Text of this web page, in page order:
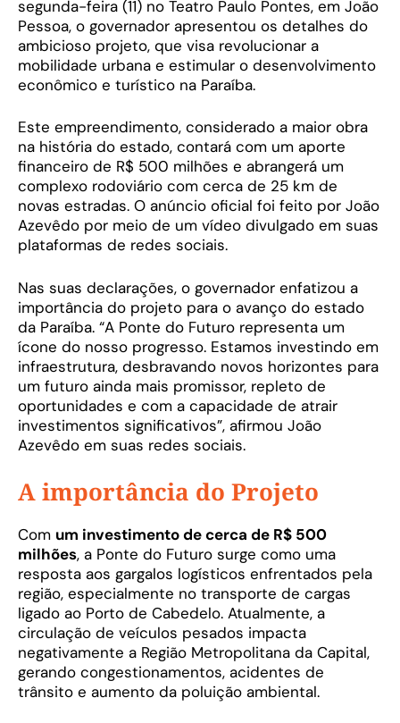
segunda-feira (11) no Teatro Paulo Pontes, em João
Pessoa, o governador apresentou os detalhes do
ambicioso projeto, que visa revolucionar a
mobilidade urbana e estimular o desenvolvimento
econômico e turístico na Paraíba.
Este empreendimento, considerado a maior obra
na história do estado, contará com um aporte
financeiro de R$ 500 milhões e abrangerá um
complexo rodoviário com cerca de 25 km de
novas estradas. O anúncio oficial foi feito por João
Azevêdo por meio de um vídeo divulgado em suas
plataformas de redes sociais.
Nas suas declarações, o governador enfatizou a
importância do projeto para o avanço do estado
da Paraíba. “A Ponte do Futuro representa um
ícone do nosso progresso. Estamos investindo em
infraestrutura, desbravando novos horizontes para
um futuro ainda mais promissor, repleto de
oportunidades e com a capacidade de atrair
investimentos significativos”, afirmou João
Azevêdo em suas redes sociais.
A importância do Projeto
Com um investimento de cerca de R$ 500
milhões, a Ponte do Futuro surge como uma
resposta aos gargalos logísticos enfrentados pela
região, especialmente no transporte de cargas
ligado ao Porto de Cabedelo. Atualmente, a
circulação de veículos pesados impacta
negativamente a Região Metropolitana da Capital,
gerando congestionamentos, acidentes de
trânsito e aumento da poluição ambiental.